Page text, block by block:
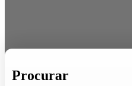
Procurar